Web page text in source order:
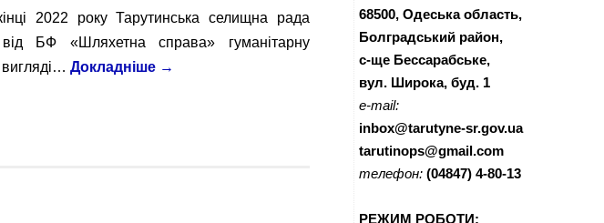
2022 року Тарутинська селищна рада
БФ «Шляхетна справа» гуманітарну
Докладніше →
68500, Одеська область,
Болградський район,
с-ще Бессарабське,
вул. Широка, буд. 1
e-mail:
inbox@tarutyne-sr.gov.ua
tarutinops@gmail.com
телефон: (04847) 4-80-13
РЕЖИМ РОБОТИ: